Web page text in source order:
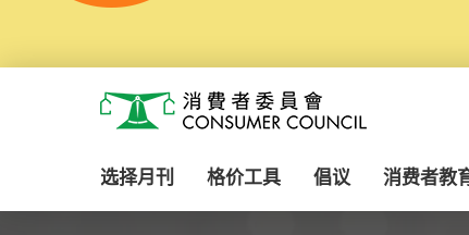
消费者委员会
选择月刊 格价工具 倡议 消费者教